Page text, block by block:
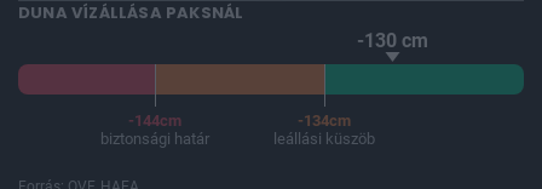
DUNA VÍZÁLLÁSA PAKSNÁL
-130 cm
-144cm
biztonsági határ
-134cm
leállási küszöb